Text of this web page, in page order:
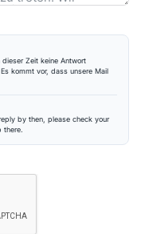
Zeit keine Antwort
kommt vor, dass unsere Mail
by then, please check your
there.